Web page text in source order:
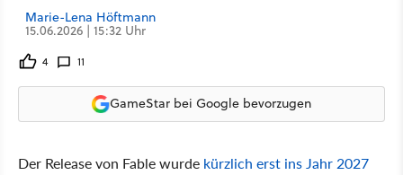
Marie-Lena Höftmann
15.06.2026 | 15:32 Uhr
4 11
GameStar bei Google bevorzugen
Der Release von Fable wurde kürzlich erst ins Jahr 2027